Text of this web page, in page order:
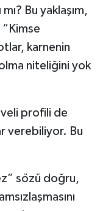
Bu yaklaşım,
karnenin
niteliğini yok
veli profili de
verebiliyor. Bu
sözü doğru,